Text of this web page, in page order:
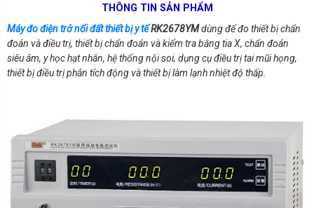
THÔNG TIN SẢN PHẨM
Máy đo điện trở nối đất thiết bị y tếRK2678YMdùng để đo thiết bị chẩn
đoán và điều trị, thiết bị chẩn đoán và kiểm tra bằng tia X, chẩn đoán
siêu âm, y học hạt nhân, hệ thống nội soi, dụng cụ điều trị tai mũi họng,
thiết bị điều trị phân tích động và thiết bị làm lạnh nhiệt độ thấp.